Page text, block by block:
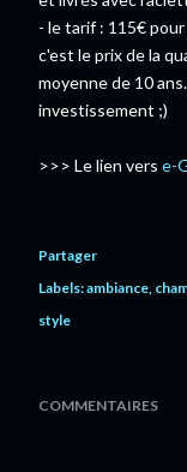
- le tarif : 115€
c'est le prix de la
moyenne de 10
investissement ;)
>>> Le lien vers e-
Partager
Labels:ambiance
style
COMMENTAIRES